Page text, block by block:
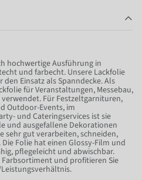
hochwertige Ausführung in
und farbecht. Unsere Lackfolie
Einsatz als Spanndecke. Als
für Veranstaltungen, Messebau,
Für Festzeltgarnituren,
Outdoor-Events, im
und Cateringservices ist sie
und ausgefallene Dekorationen
sehr gut verarbeiten, schneiden,
Folie hat einen Glossy-Film und
pflegeleicht und abwischbar.
und profitieren Sie